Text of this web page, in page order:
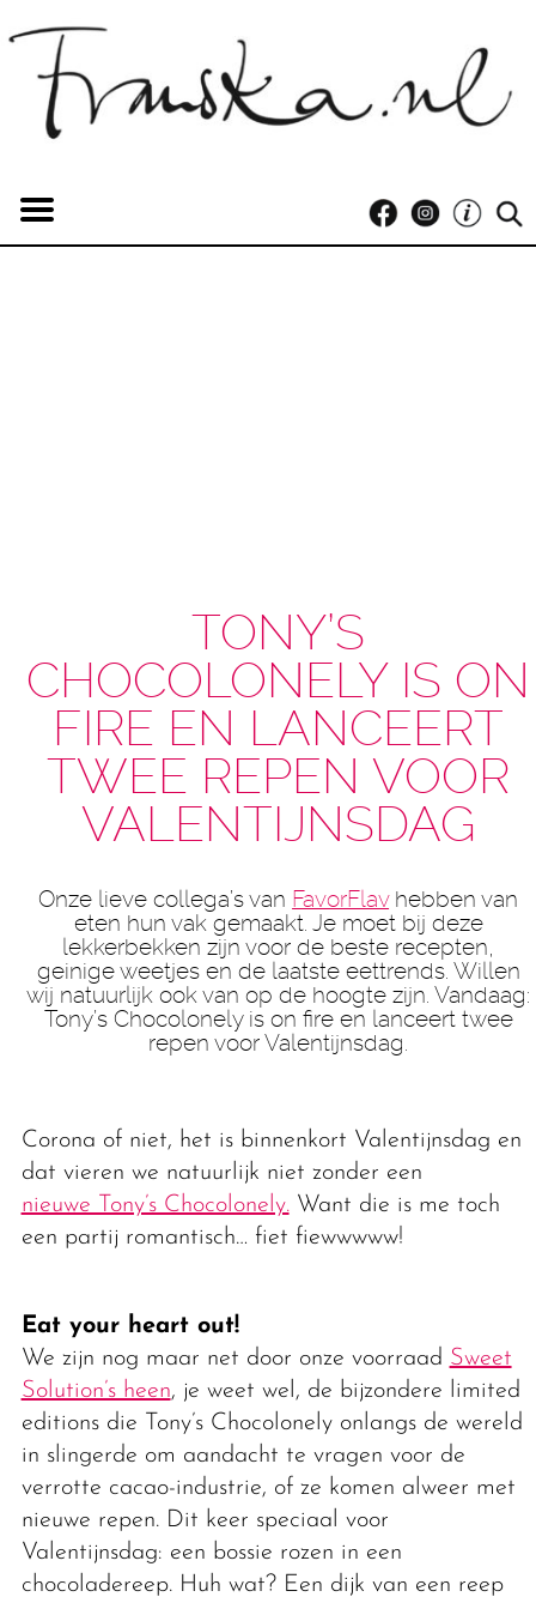
TONY’S
CHOCOLONELY IS ON
FIRE EN LANCEERT
TWEE REPEN VOOR
VALENTIJNSDAG
Onze lieve collega’s van FavorFlavhebben van
eten hun vak gemaakt. Je moet bij deze
lekkerbekken zijn voor de beste recepten,
geinige weetjes en de laatste eettrends. Willen
wij natuurlijk ook van op de hoogte zijn. Vandaag:
Tony’s Chocolonely is on fire en lanceert twee
repen voor Valentijnsdag.
Corona of niet, het is binnenkort Valentijnsdag en
dat vieren we natuurlijk niet zonder een
nieuwe Tony’s Chocolonely.Want die is me toch
een partij romantisch… fiet fiewwwww!
Eat your heart out!
We zijn nog maar net door onze voorraad Sweet
Solution’s heen, je weet wel, de bijzondere limited
editions die Tony’s Chocolonely onlangs de wereld
in slingerde om aandacht te vragen voor de
verrotte cacao-industrie, of ze komen alweer met
nieuwe repen. Dit keer speciaal voor
Valentijnsdag: een bossie rozen in een
chocoladereep. Huh wat? Een dijk van een reep